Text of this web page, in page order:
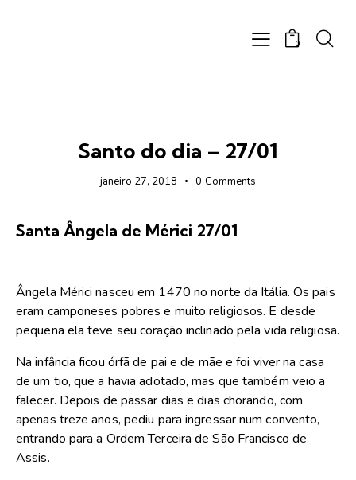
0
Santo do dia – 27/01
janeiro 27, 2018 0 Comments
Santa Ângela de Mérici 27/01
Ângela Mérici nasceu em 1470 no norte da Itália. Os pais
eram camponeses pobres e muito religiosos. E desde
pequena ela teve seu coração inclinado pela vida religiosa.
Na infância ficou órfã de pai e de mãe e foi viver na casa
de um tio, que a havia adotado, mas que também veio a
falecer. Depois de passar dias e dias chorando, com
apenas treze anos, pediu para ingressar num convento,
entrando para a Ordem Terceira de São Francisco de
Assis.